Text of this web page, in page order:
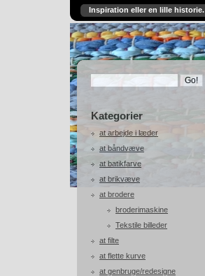
Inspiration eller en lille historie.
Kategorier
at arbejde i læder
at båndvæve
at batikfarve
at brikvæve
at brodere
broderimaskine
Tekstile billeder
at filte
at flette kurve
at genbruge/redesigne